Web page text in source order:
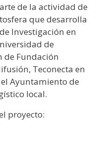
de la actividad de
que desarrolla
Investigación en
de
de Fundación
Teconecta en
Ayuntamiento de
local.
proyecto: